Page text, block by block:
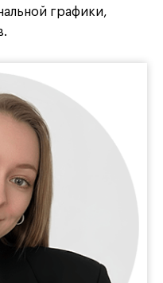
графики,